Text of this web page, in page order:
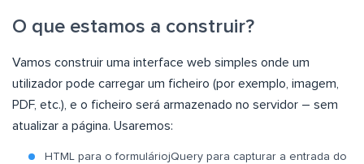
O que estamos a construir?
Vamos construir uma interface web simples onde um
utilizador pode carregar um ficheiro (por exemplo, imagem,
PDF, etc.), e o ficheiro será armazenado no servidor – sem
atualizar a página. Usaremos:
HTML para o formuláriojQuery para capturar a entrada do